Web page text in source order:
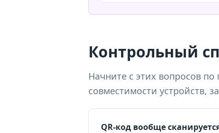
Контрольный
Начните с этих вопросов
совместимости устройств,
QR-код вообще